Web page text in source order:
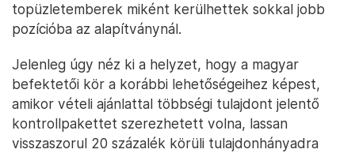
topüzletemberek miként kerülhettek sokkal jobb
pozícióba az alapítványnál.
Jelenleg úgy néz ki a helyzet, hogy a magyar
befektetői kör a korábbi lehetőségeihez képest,
amikor vételi ajánlattal többségi tulajdont jelentő
kontrollpakettet szerezhetett volna, lassan
visszaszorul 20 százalék körüli tulajdonhányadra